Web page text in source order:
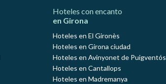
Hoteles con encanto
en Girona
Hoteles en El Gironès
Hoteles en Girona ciudad
Hoteles en Avinyonet de Puigventós
Hoteles en Cantallops
Hoteles en Madremanya